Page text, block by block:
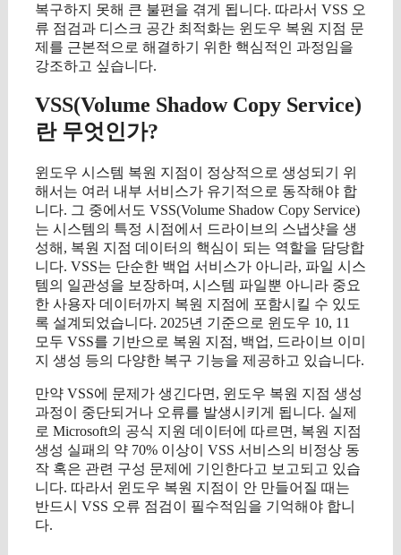
복구하지 못해 큰 불편을 겪게 됩니다. 따라서 VSS 오
류 점검과 디스크 공간 최적화는 윈도우 복원 지점 문
제를 근본적으로 해결하기 위한 핵심적인 과정임을
강조하고 싶습니다.
VSS(Volume Shadow Copy Service)
란 무엇인가?
윈도우 시스템 복원 지점이 정상적으로 생성되기 위
해서는 여러 내부 서비스가 유기적으로 동작해야 합
니다. 그 중에서도 VSS(Volume Shadow Copy Service)
는 시스템의 특정 시점에서 드라이브의 스냅샷을 생
성해, 복원 지점 데이터의 핵심이 되는 역할을 담당합
니다. VSS는 단순한 백업 서비스가 아니라, 파일 시스
템의 일관성을 보장하며, 시스템 파일뿐 아니라 중요
한 사용자 데이터까지 복원 지점에 포함시킬 수 있도
록 설계되었습니다. 2025년 기준으로 윈도우 10, 11
모두 VSS를 기반으로 복원 지점, 백업, 드라이브 이미
지 생성 등의 다양한 복구 기능을 제공하고 있습니다.
만약 VSS에 문제가 생긴다면, 윈도우 복원 지점 생성
과정이 중단되거나 오류를 발생시키게 됩니다. 실제
로 Microsoft의 공식 지원 데이터에 따르면, 복원 지점
생성 실패의 약 70% 이상이 VSS 서비스의 비정상 동
작 혹은 관련 구성 문제에 기인한다고 보고되고 있습
니다. 따라서 윈도우 복원 지점이 안 만들어질 때는
반드시 VSS 오류 점검이 필수적임을 기억해야 합니
다.